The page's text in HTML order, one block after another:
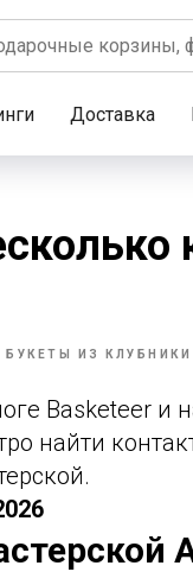
Доставка
БУКЕТЫ ИЗ КЛУБНИКИ
Basketeer и
найти